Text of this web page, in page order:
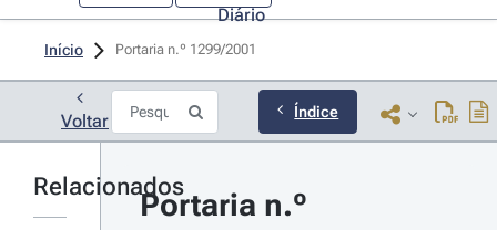
Diário
Início Portaria n.º 1299/2001
Voltar Índice
Relacionados
Portaria n.º